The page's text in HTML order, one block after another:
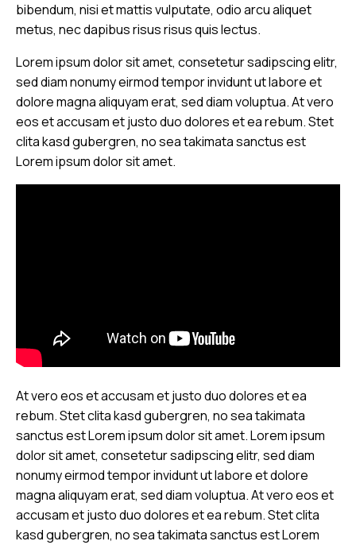
bibendum, nisi et mattis vulputate, odio arcu aliquet
metus, nec dapibus risus risus quis lectus.
Lorem ipsum dolor sit amet, consetetur sadipscing elitr,
sed diam nonumy eirmod tempor invidunt ut labore et
dolore magna aliquyam erat, sed diam voluptua. At vero
eos et accusam et justo duo dolores et ea rebum. Stet
clita kasd gubergren, no sea takimata sanctus est
Lorem ipsum dolor sit amet.
At vero eos et accusam et justo duo dolores et ea
rebum. Stet clita kasd gubergren, no sea takimata
sanctus est Lorem ipsum dolor sit amet. Lorem ipsum
dolor sit amet, consetetur sadipscing elitr, sed diam
nonumy eirmod tempor invidunt ut labore et dolore
magna aliquyam erat, sed diam voluptua. At vero eos et
accusam et justo duo dolores et ea rebum. Stet clita
kasd gubergren, no sea takimata sanctus est Lorem